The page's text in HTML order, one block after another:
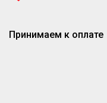
Принимаем к оплате